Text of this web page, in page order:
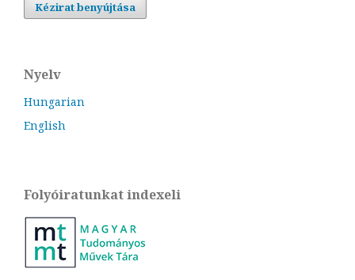
Kézirat benyújtása
Nyelv
Hungarian
English
Folyóiratunkat indexeli